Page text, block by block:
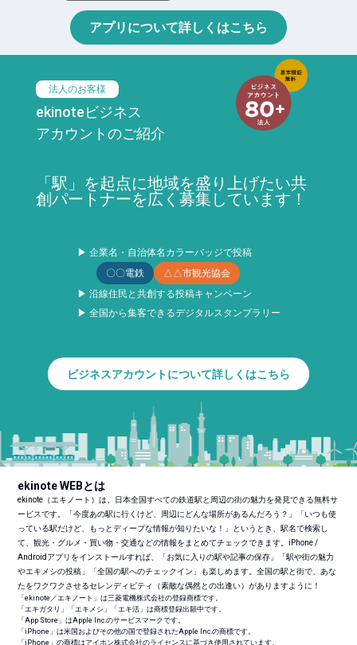
アプリについて詳しくはこちら
法人のお客様
ekinoteビジネス
アカウントのご紹介
「駅」を起点に地域を盛り上げたい共
創パートナーを広く募集しています！
▶ 企業名・自治体名カラーバッジで投稿
〇〇電鉄
△△市観光協会
▶ 沿線住民と共創する投稿キャンペーン
▶ 全国から集客できるデジタルスタンプラリー
ビジネスアカウントについて詳しくはこちら
ekinote WEBとは
ekinote（エキノート）は、日本全国すべての鉄道駅と周辺の街の魅力を発見できる無料サ
ービスです。「今度あの駅に行くけど、周辺にどんな場所があるんだろう？」「いつも使
っている駅だけど、もっとディープな情報が知りたいな！」というとき、駅名で検索し
て、観光・グルメ・買い物・交通などの情報をまとめてチェックできます。iPhone /
Androidアプリをインストールすれば、「お気に入りの駅や記事の保存」「駅や街の魅力
やエキメシの投稿」「全国の駅へのチェックイン」も楽しめます。全国の駅と街で、あな
たをワクワクさせるセレンディピティ（素敵な偶然との出逢い）がありますように！
「ekinote／エキノート」は三菱電機株式会社の登録商標です。
「エキガタリ」「エキメシ」「エキ活」は商標登録出願中です。
「App Store」はApple Inc.のサービスマークです。
「iPhone」は米国およびその他の国で登録されたApple Inc.の商標です。
「iPhone」の商標はアイホン株式会社のライセンスに基づき使用されています。